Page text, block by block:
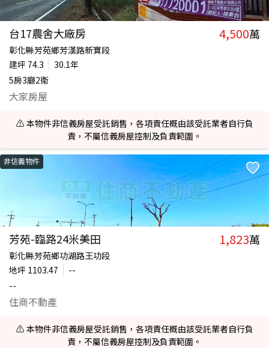
台17農舍大廠房 4,500萬
彰化縣芳苑鄉芳漢路新寶段
建坪 74.3
30.1年
5房3廳2衛
大家房屋
⚠️ 本物件非信義房屋受託銷售，各項責任概由該受託業者自行負
責，不屬信義房屋控制及負責範圍。
非信義物件
芳苑-臨路24米美田 1,823萬
彰化縣芳苑鄉功湖路王功段
地坪 1103.47
--
--
住商不動產
⚠️ 本物件非信義房屋受託銷售，各項責任概由該受託業者自行負
責，不屬信義房屋控制及負責範圍。